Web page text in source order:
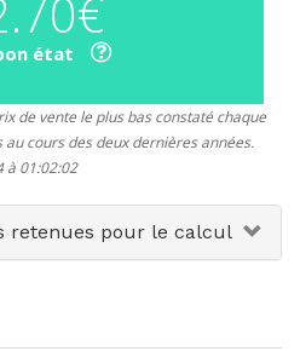
état
de vente le plus bas constaté chaque
cours des deux dernières années.
à 01:02:02
retenues pour le calcul